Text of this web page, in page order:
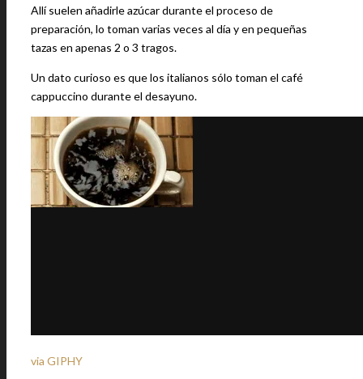
Allí suelen añadirle azúcar durante el proceso de
preparación, lo toman varias veces al día y en pequeñas
tazas en apenas 2 o 3 tragos.
Un dato curioso es que los italianos sólo toman el café
cappuccino durante el desayuno.
via GIPHY